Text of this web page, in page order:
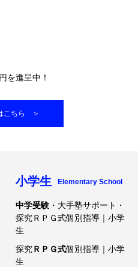
を進呈中！
こちら ＞
小学生 Elementary School
中学受験 ・大手塾サポート・
探究ＲＰＧ式個別指導｜小学
生
探究ＲＰＧ式個別指導｜小学
生